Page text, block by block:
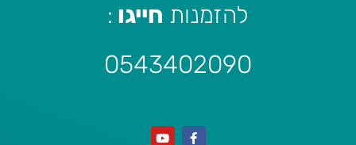
להזמנות חייגו :
0543402090